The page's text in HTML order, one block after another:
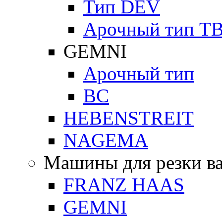
Тип DEV
Арочный тип
GEMNI
Арочный тип
ВС
HEBENSTREIT
NAGEMA
Машины для резки
FRANZ HAAS
GEMNI